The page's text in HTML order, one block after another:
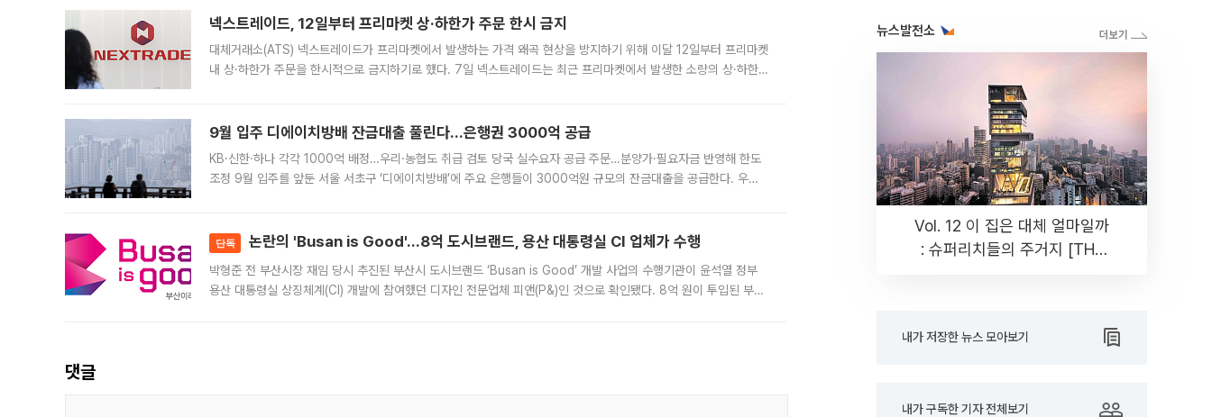
넥스트레이드, 12일부터 프리마켓 상·하한가 주문 한시 금지
대체거래소(ATS) 넥스트레이드가 프리마켓에서 발생하는 가격 왜곡 현상을 방지하기 위해 이달 12일부터 프리마켓
내 상·하한가 주문을 한시적으로 금지하기로 했다. 7일 넥스트레이드는 최근 프리마켓에서 발생한 소량의 상·하한
9월 입주 디에이치방배 잔금대출 풀린다…은행권 3000억 공급
KB·신한·하나 각각 1000억 배정…우리·농협도 취급 검토 당국 실수요자 공급 주문…분양가·필요자금 반영해 한도
조정 9월 입주를 앞둔 서울 서초구 ‘디에이치방배’에 주요 은행들이 3000억원 규모의 잔금대출을 공급한다. 우리
단독 논란의 'Busan is Good'…8억 도시브랜드, 용산 대통령실 CI 업체가 수행
박형준 전 부산시장 재임 당시 추진된 부산시 도시브랜드 ‘Busan is Good’ 개발 사업의 수행기관이 윤석열 정부
용산 대통령실 상징체계(CI) 개발에 참여했던 디자인 전문업체 피앤(P&)인 것으로 확인됐다. 8억 원이 투입된 부산
댓글
뉴스발전소
Vol. 12 이 집은 대체 얼마일까
: 슈퍼리치들의 주거지 [THE
내가 저장한 뉴스 모아보기
내가 구독한 기자 전체보기